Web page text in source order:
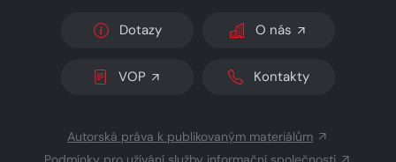
Dotazy O nás
VOP Kontakty
Autorská práva k publikovaným materiálům